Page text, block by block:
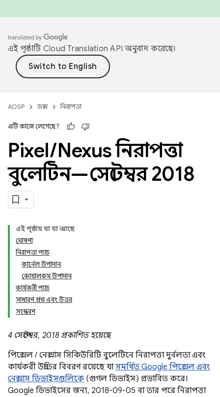
এই পৃষ্ঠাটি Cloud Translation API অনুবাদ করেছে।
AOSP ডক্স নিরাপত্তা
এটি কাজে লেগেছে?
Pixel/Nexus নিরাপত্তা
বুলেটিন—সেপ্টেম্বর 2018
এই পৃষ্ঠায় যা যা আছে
ঘোষণা
নিরাপত্তা প্যাচ
কার্নেল উপাদান
কোয়ালকম উপাদান
কার্যকরী প্যাচ
সাধারণ প্রশ্ন এবং উত্তর
সংস্করণ
4 সেপ্টেম্বর, 2018 প্রকাশিত হয়েছে
পিক্সেল / নেক্সাস সিকিউরিটি বুলেটিনে নিরাপত্তা দুর্বলতা এবং
কার্যকরী উন্নতির বিবরণ রয়েছে যাসমর্থিত Google পিক্সেল এবং
নেক্সাস ডিভাইসগুলিকে (গুগল ডিভাইস) প্রভাবিত করে।
Google ডিভাইসের জন্য, 2018-09-05 বা তার পরে নিরাপত্তা